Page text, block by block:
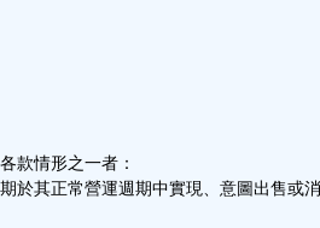
款情形之一者：
於其正常營運週期中實現、意圖出售或消